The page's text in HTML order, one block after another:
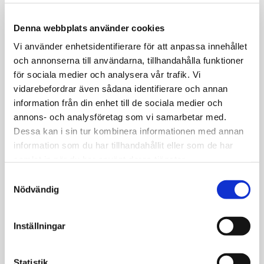
Denna webbplats använder cookies
Vi använder enhetsidentifierare för att anpassa innehållet
och annonserna till användarna, tillhandahålla funktioner
för sociala medier och analysera vår trafik. Vi
vidarebefordrar även sådana identifierare och annan
information från din enhet till de sociala medier och
annons- och analysföretag som vi samarbetar med.
Dessa kan i sin tur kombinera informationen med annan
information som du har tillhandahållit eller som de har
Nödvändig
Inställningar
Letar du efter trygg och säker
vägassistans?
Du kan läsa mer om vår den vägassistans
som vi erbjuder här på Ramströms
Bilbärgning.
LÄS MER OM VÄGASSISTANS
Inte i behov av bärgning nu
direkt? Boka en transport här!
Vi transporterar maskiner, bilar och fordon
över hela Sverige! Kontakta oss så bokar vi in
transporten redan idag,